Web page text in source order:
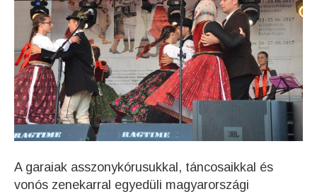
A garaiak asszonykórusukkal, táncosaikkal és
vonós zenekarral egyedüli magyarországi